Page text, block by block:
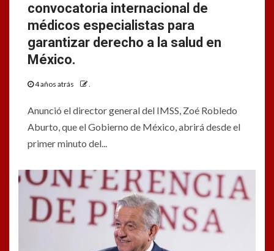
convocatoria internacional de
médicos especialistas para
garantizar derecho a la salud en
México.
4 años atrás .
Anunció el director general del IMSS, Zoé Robledo
Aburto, que el Gobierno de México, abrirá desde el
primer minuto del...